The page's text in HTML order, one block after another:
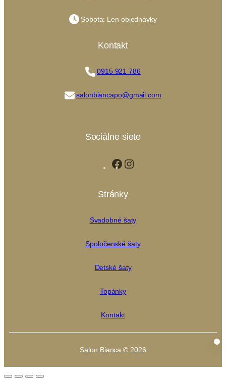
Sobota: Len objednávky
Kontakt
0915 921 786
salonbiancapo@gmail.com
Sociálne siete
Facebook
Stránky
Svadobné šaty
Spoločenské šaty
Detské šaty
Topánky
Kontakt
Salon Bianca © 2026